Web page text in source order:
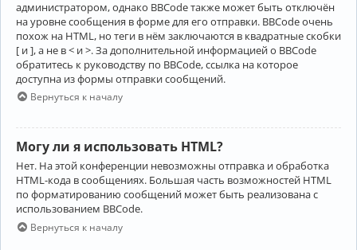
администратором, однако BBCode также может быть отключён
на уровне сообщения в форме для его отправки. BBCode очень
похож на HTML, но теги в нём заключаются в квадратные скобки
[ и ], а не в < и >. За дополнительной информацией о BBCode
обратитесь к руководству по BBCode, ссылка на которое
доступна из формы отправки сообщений.
Вернуться к началу
Могу ли я использовать HTML?
Нет. На этой конференции невозможны отправка и обработка
HTML-кода в сообщениях. Большая часть возможностей HTML
по форматированию сообщений может быть реализована с
использованием BBCode.
Вернуться к началу